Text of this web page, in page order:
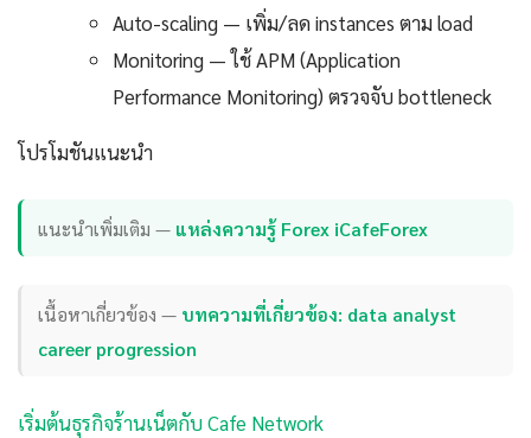
Auto-scaling — เพิ่ม/ลด instances ตาม load
Monitoring — ใช้ APM (Application
Performance Monitoring) ตรวจจับ bottleneck
โปรโมชันแนะนำ
แนะนำเพิ่มเติม — แหล่งความรู้ Forex iCafeForex
เนื้อหาเกี่ยวข้อง — บทความที่เกี่ยวข้อง: data analyst
career progression
เริ่มต้นธุรกิจร้านเน็ตกับ Cafe Network